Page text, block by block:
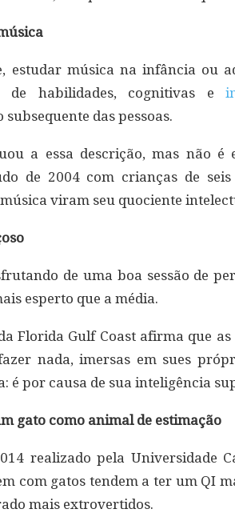
estudar música na infância ou
de habilidades, cognitivas e
das pessoas.
a essa descrição, mas não é
de 2004 com crianças de
viram seu quociente
de uma boa sessão de
esperto que a média.
Florida Gulf Coast afirma que
nada, imersas em sues
é por causa de sua inteligência
gato como animal de estimação
realizado pela Universidade
com gatos tendem a ter um QI
mais extrovertidos.